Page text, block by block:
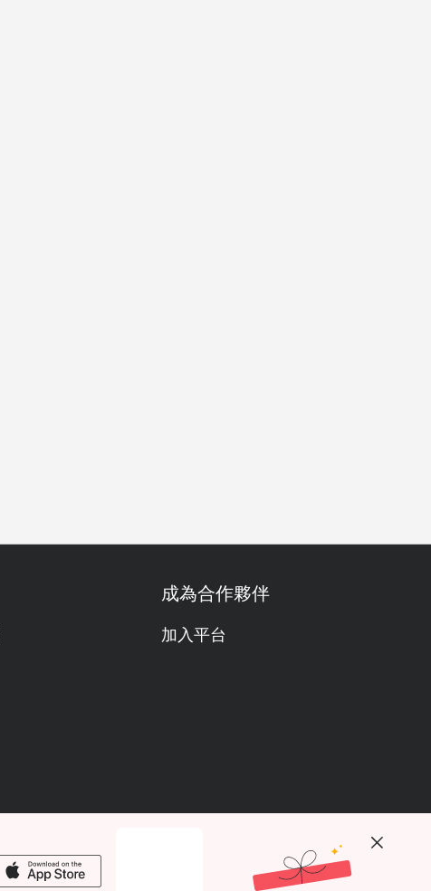
成為合作夥伴
加入平台